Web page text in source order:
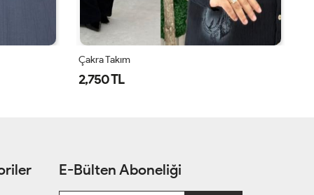
Çakra Takım
2,750 TL
E-Bülten Aboneliği